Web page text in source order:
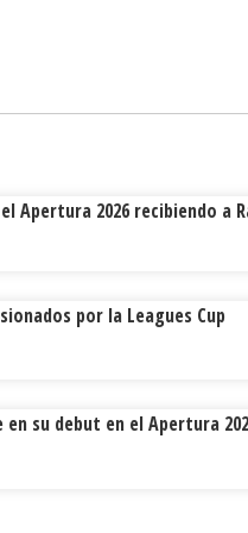
ar
Apertura 2026 recibiendo a
por la Leagues Cup
en su debut en el Apertura